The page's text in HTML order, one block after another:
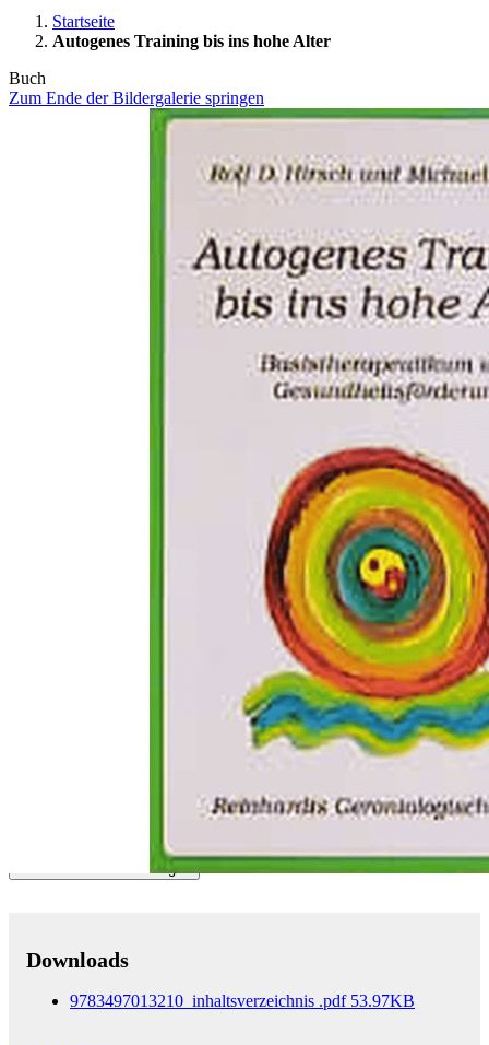
Startseite
Autogenes Training bis ins hohe Alter
Buch
Zum Ende der Bildergalerie springen
Zum Anfang der Bildergalerie springen
Rolf D. Hirsch, Michael Hespos
Autogenes Training bis ins
hohe Alter
Basistherapeutikum und Gesundheitsförderung
Zum Warenkorb hinzufügen
Downloads
9783497013210_inhaltsverzeichnis .pdf 53.97KB